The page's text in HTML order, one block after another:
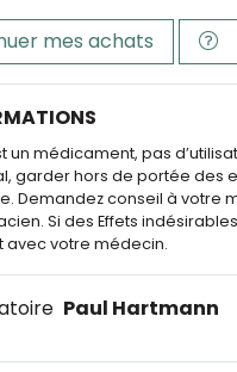
mes achats
un médicament, pas
garder hors de portée des
Demandez conseil à votre
Si des Effets
avec votre médecin.
Paul Hartmann